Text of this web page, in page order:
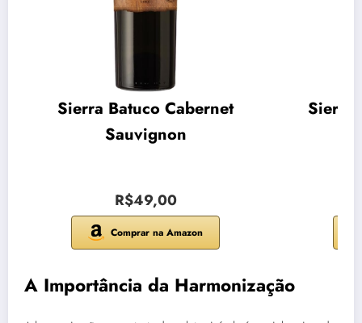
Sierra Batuco Cabernet
Sauvignon
R$49,00
Comprar na Amazon
Sierra
A Importância da Harmonização